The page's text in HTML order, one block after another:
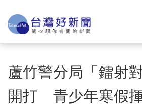
蘆竹警分局「鐳射
開打 青少年寒假